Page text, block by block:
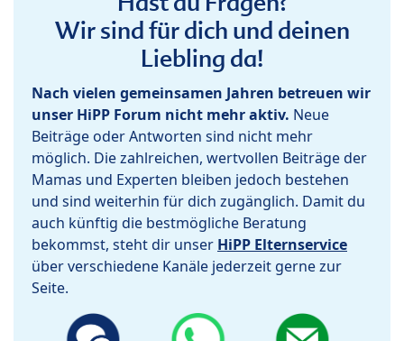
Wir sind für dich und deinen
Liebling da!
Nach vielen gemeinsamen Jahren betreuen wir
unser HiPP Forum nicht mehr aktiv. Neue
Beiträge oder Antworten sind nicht mehr
möglich. Die zahlreichen, wertvollen Beiträge der
Mamas und Experten bleiben jedoch bestehen
und sind weiterhin für dich zugänglich. Damit du
auch künftig die bestmögliche Beratung
bekommst, steht dir unser HiPP Elternservice
über verschiedene Kanäle jederzeit gerne zur
Seite.